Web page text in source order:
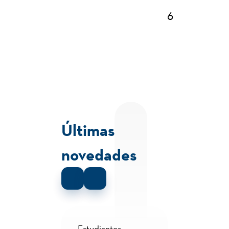
6
Últimas
novedades